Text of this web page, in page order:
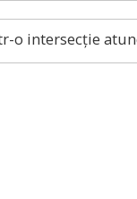
o intersecție